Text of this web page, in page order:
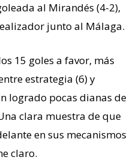
al Mirandés (4-2),
junto al Málaga.
15 goles a favor, más
estrategia (6) y
logrado pocas dianas de
clara muestra de que
en sus mecanismos
claro.